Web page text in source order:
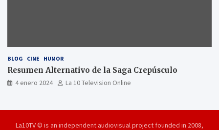
BLOG CINE HUMOR
Resumen Alternativo de la Saga Crepúsculo
4 enero 2024 La 10 Television Online
La10TV © is an independent audiovisual project founded in 2008,